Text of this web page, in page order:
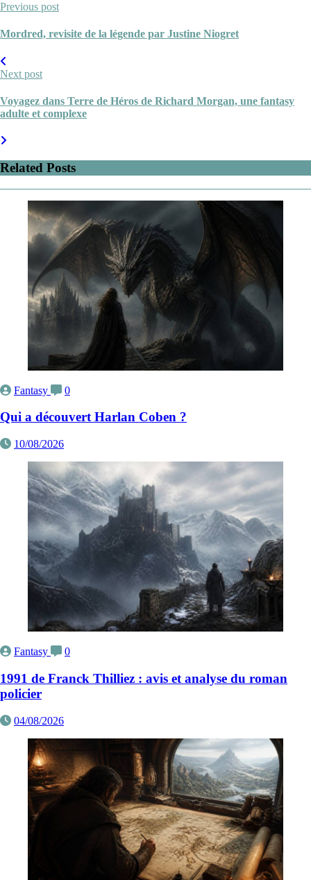
Previous post
Mordred, revisite de la légende par Justine Niogret
Next post
Voyagez dans Terre de Héros de Richard Morgan, une fantasy
adulte et complexe
Related Posts
Fantasy 0
Qui a découvert Harlan Coben ?
10/08/2026
Fantasy 0
1991 de Franck Thilliez : avis et analyse du roman
policier
04/08/2026